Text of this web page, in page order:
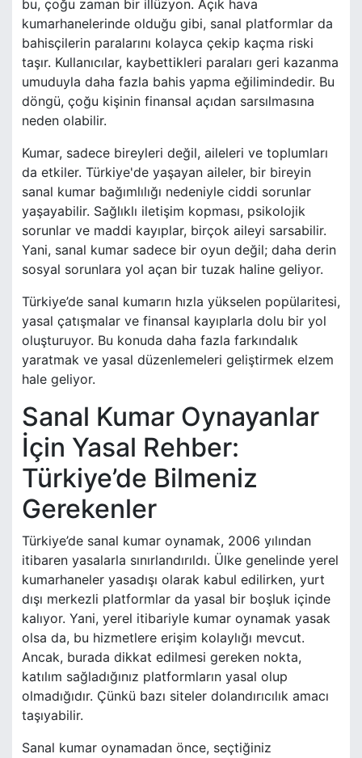
bu, çoğu zaman bir illüzyon. Açık hava
kumarhanelerinde olduğu gibi, sanal platformlar da
bahisçilerin paralarını kolayca çekip kaçma riski
taşır. Kullanıcılar, kaybettikleri paraları geri kazanma
umuduyla daha fazla bahis yapma eğilimindedir. Bu
döngü, çoğu kişinin finansal açıdan sarsılmasına
neden olabilir.
Kumar, sadece bireyleri değil, aileleri ve toplumları
da etkiler. Türkiye'de yaşayan aileler, bir bireyin
sanal kumar bağımlılığı nedeniyle ciddi sorunlar
yaşayabilir. Sağlıklı iletişim kopması, psikolojik
sorunlar ve maddi kayıplar, birçok aileyi sarsabilir.
Yani, sanal kumar sadece bir oyun değil; daha derin
sosyal sorunlara yol açan bir tuzak haline geliyor.
Türkiye’de sanal kumarın hızla yükselen popülaritesi,
yasal çatışmalar ve finansal kayıplarla dolu bir yol
oluşturuyor. Bu konuda daha fazla farkındalık
yaratmak ve yasal düzenlemeleri geliştirmek elzem
hale geliyor.
Sanal Kumar Oynayanlar
İçin Yasal Rehber:
Türkiye’de Bilmeniz
Gerekenler
Türkiye’de sanal kumar oynamak, 2006 yılından
itibaren yasalarla sınırlandırıldı. Ülke genelinde yerel
kumarhaneler yasadışı olarak kabul edilirken, yurt
dışı merkezli platformlar da yasal bir boşluk içinde
kalıyor. Yani, yerel itibariyle kumar oynamak yasak
olsa da, bu hizmetlere erişim kolaylığı mevcut.
Ancak, burada dikkat edilmesi gereken nokta,
katılım sağladığınız platformların yasal olup
olmadığıdır. Çünkü bazı siteler dolandırıcılık amacı
taşıyabilir.
Sanal kumar oynamadan önce, seçtiğiniz